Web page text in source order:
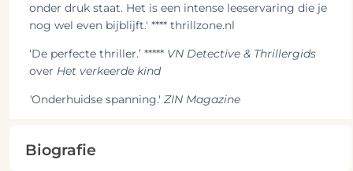
onder druk staat. Het is een intense leeservaring die je
nog wel even bijblijft.' **** thrillzone.nl
‘De perfecte thriller.’ *****VN Detective & Thrillergids
over Het verkeerde kind
'Onderhuidse spanning.' ZIN Magazine
Biografie